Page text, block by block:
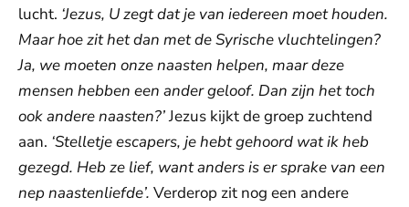
lucht. ‘Jezus, U zegt dat je van iedereen moet houden.
Maar hoe zit het dan met de Syrische vluchtelingen?
Ja, we moeten onze naasten helpen, maar deze
mensen hebben een ander geloof. Dan zijn het toch
ook andere naasten?’Jezus kijkt de groep zuchtend
aan. ‘Stelletje escapers, je hebt gehoord wat ik heb
gezegd. Heb ze lief, want anders is er sprake van een
nep naastenliefde’. Verderop zit nog een andere